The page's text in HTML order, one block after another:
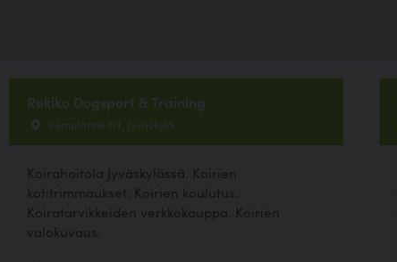
Rekiko Dogsport & Training
Remulantie 114, Jyväskylä
Koirahoitola Jyväskylässä. Koirien
kotitrimmaukset. Koirien koulutus.
Koiratarvikkeiden verkkokauppa. Koirien
valokuvaus.